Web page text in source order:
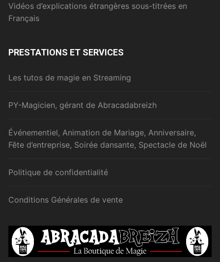
Vidéos d’explications étrangères sous-titrées en
Français
PRESTATIONS ET SERVICES
Les tutos de magie en Streaming
PY-Magicien, gérant de Abracadabreizh
Événementiel, Animation de Mariage, Anniversaire,
Fête d’entreprise, Soirée dansante, Spectacle de Noël
Politique de confidentialité
Conditions Générales de vente